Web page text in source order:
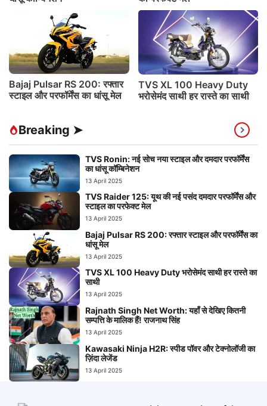
Bajaj Pulsar RS 200: रफ्तार
स्टाइल और परफॉर्मेंस का धांसू मेल
TVS XL 100 Heavy Duty
भरोसेमंद साथी हर रास्ते का साथी
Breaking ➤
TVS Ronin: नई सोच नया स्टाइल और दमदार परफॉर्मेंस
का धांसू कॉम्बिनेशन
13 April 2025
TVS Raider 125: यूथ की नई पसंद दमदार परफॉर्मेंस और
स्टाइल का परफेक्ट मेल
13 April 2025
Bajaj Pulsar RS 200: रफ्तार स्टाइल और परफॉर्मेंस का
धांसू मेल
13 April 2025
TVS XL 100 Heavy Duty भरोसेमंद साथी हर रास्ते का
साथी
13 April 2025
Rajnath Singh Net Worth: यहाँ से देखिए कितनी
सम्पत्ति के मालिक हैं! राजनाथ सिंह
13 April 2025
Kawasaki Ninja H2R: स्पीड पॉवर और टेक्नोलॉजी का
ज़िंदा लेजेंड
13 April 2025